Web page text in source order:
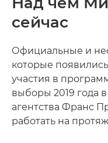
сейчас
Официальные и
которые
участия в
выборы 2019 года
агентства Франс
работать на